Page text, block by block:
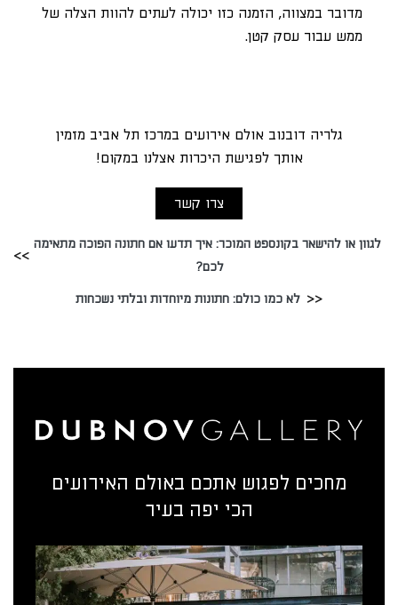
מדובר במצווה, הזמנה כזו יכולה לעתים להוות הצלה של
ממש עבור עסק קטן.
גלריה דובנוב אולם אירועים במרכז תל אביב מזמין
אותך לפגישת היכרות אצלנו במקום!
צרו קשר
לגוון או להישאר בקונספט המוכר: איך תדעו אם חתונה הפוכה מתאימה
לכם?
לא כמו כולם: חתונות מיוחדות ובלתי נשכחות
מחכים לפגוש אתכם באולם האירועים
הכי יפה בעיר